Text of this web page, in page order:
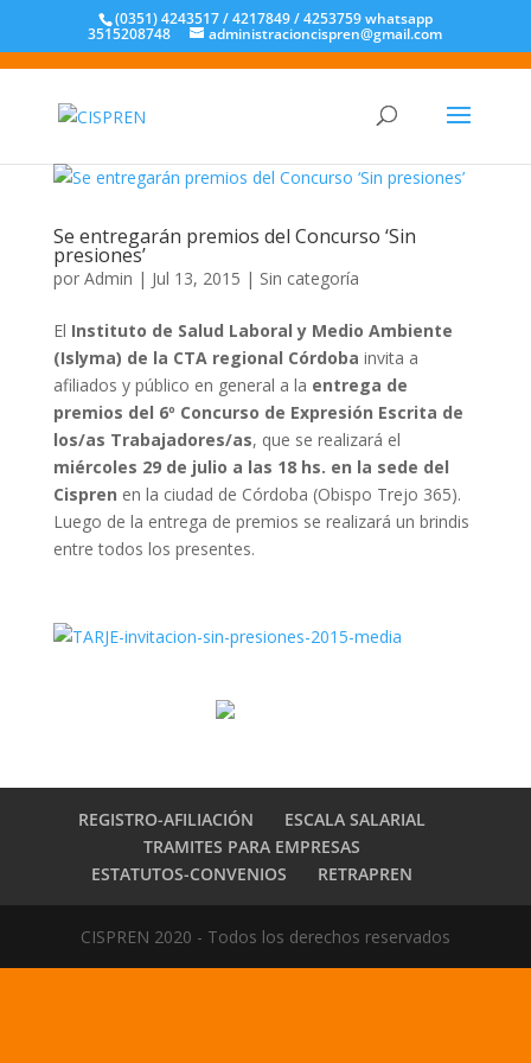
(0351) 4243517 / 4217849 / 4253759 whatsapp
3515208748 administracioncispren@gmail.com
Se entregarán premios del Concurso ‘Sin
presiones’
por Admin | Jul 13, 2015 | Sin categoría
El Instituto de Salud Laboral y Medio Ambiente
(Islyma) de la CTA regional Córdoba invita a
afiliados y público en general a la entrega de
premios del 6º Concurso de Expresión Escrita de
los/as Trabajadores/as, que se realizará el
miércoles 29 de julio a las 18 hs. en la sede del
Cispren en la ciudad de Córdoba (Obispo Trejo 365).
Luego de la entrega de premios se realizará un brindis
entre todos los presentes.
REGISTRO-AFILIACIÓN
ESCALA SALARIAL
TRAMITES PARA EMPRESAS
ESTATUTOS-CONVENIOS
RETRAPREN
CISPREN 2020 - Todos los derechos reservados